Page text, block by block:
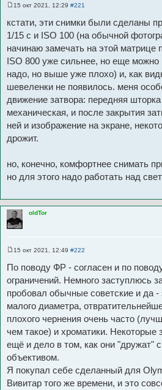
о
б
щ
е
и
15 окт 2021, 12:29 #221
кстати, эти снимки были сделаны
1/15 с и ISO 100 (на обычной
начинаю замечать на этой матрице
ISO 800 уже сильнее, но еще можно
надо, но выше уже плохо) и, как
шевеленки не появилось. меня
движение затвора: передняя
механическая, и после закрытия
ней и изображение на экране,
дрожит.
но, конечно, комфортнее снимать
но для этого надо работать над
oldTor
о
б
щ
е
и
15 окт 2021, 12:49 #222
По поводу ФР - согласен и по
ограничений. Немного заступлюсь
пробовал обычные советские и да -
малого диаметра,
плохого чернения очень часто
чем такое) и хроматики. Некоторые
ещё и дело в том, как они "дружат"
объективом.
Я покупал себе сделанный для
Вивитар того же времени, и это